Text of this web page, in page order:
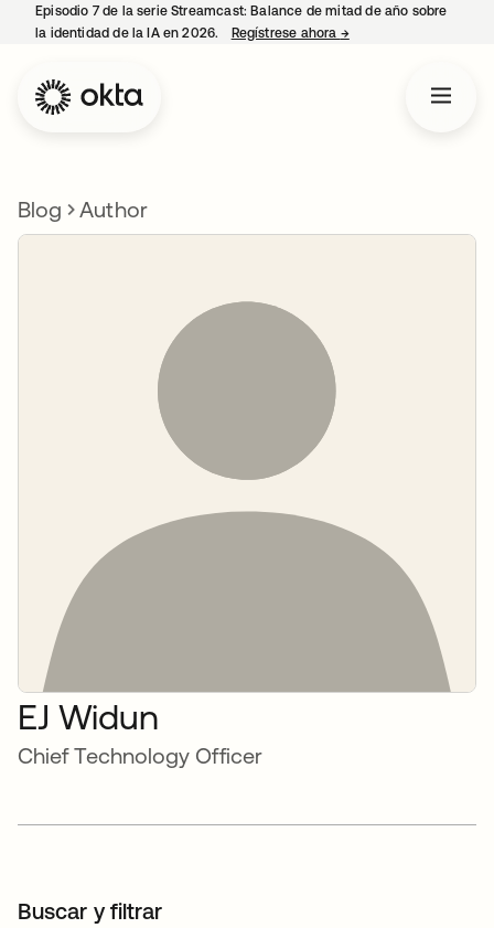
Episodio 7 de la serie Streamcast: Balance de mitad de año sobre
la identidad de la IA en 2026.
Regístrese ahora →se abre en una
Blog Author
EJ Widun
Chief Technology Officer
Buscar y filtrar